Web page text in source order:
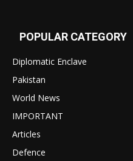
POPULAR CATEGORY
Diplomatic Enclave
Pakistan
World News
IMPORTANT
Articles
Defence